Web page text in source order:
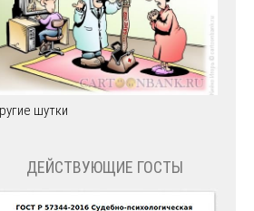
шутки
ДЕЙСТВУЮЩИЕ ГОСТЫ